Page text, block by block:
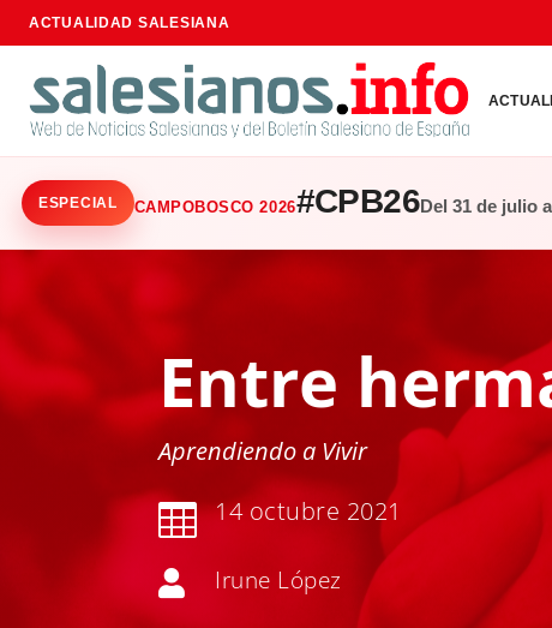
ACTUALIDAD SALESIANA
ESPECIAL CAMPOBOSCO 2026#CPB26Del 31 de julio
Entre
Aprendiendo a Vivir
 14 octubre 2021
 Irune López